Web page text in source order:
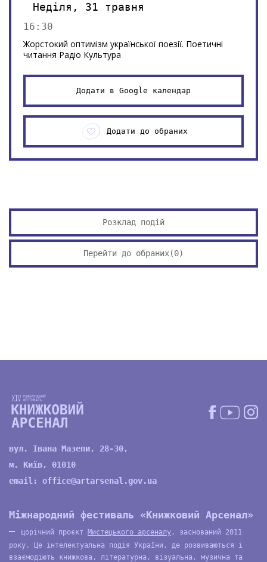
Неділя, 31 травня
16:30
Жорстокий оптимізм української поезії. Поетичні
читання Радіо Культура
Додати в Google календар
Додати до обраних
Розклад подій
Перейти до обраних(0)
вул. Івана Мазепи, 28-30,
м. Київ, 01010
email: office@artarsenal.gov.ua
Міжнародний фестиваль «Книжковий Арсенал»
—
щорічний проєкт Мистецького арсеналу , заснований 2011
року. Це інтелектуальна подія України, де розвиваються і
взаємодіють книжкова, літературна, візуальна, музична та